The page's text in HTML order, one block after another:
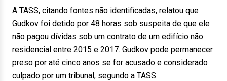
A TASS, citando fontes não identificadas, relatou que
Gudkov foi detido por 48 horas sob suspeita de que ele
não pagou dívidas sob um contrato de um edifício não
residencial entre 2015 e 2017. Gudkov pode permanecer
preso por até cinco anos se for acusado e considerado
culpado por um tribunal, segundo a TASS.